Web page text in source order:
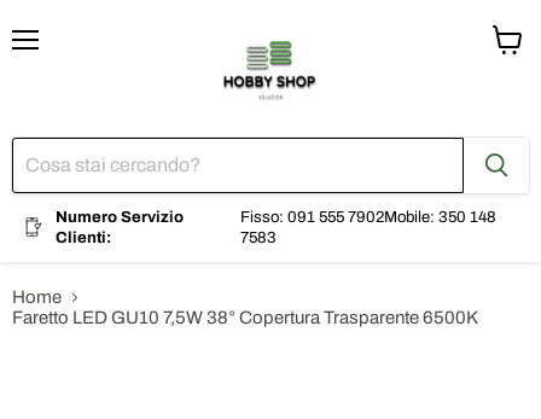
Numero Servizio
Clienti:
Fisso: 091 555 7902Mobile: 350 148
7583
Home
Faretto LED GU10 7,5W 38° Copertura Trasparente 6500K